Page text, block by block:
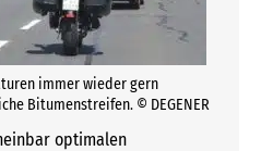
immer wieder gern
Bitumenstreifen. © DEGENER
optimalen